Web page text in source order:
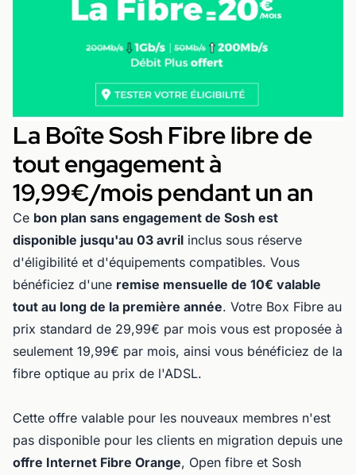
La Boîte Sosh Fibre libre de
tout engagement à
19,99€/mois pendant un an
Ce bon plan sans engagement de Sosh est
disponible jusqu'au 03 avril inclus sous réserve
d'éligibilité et d'équipements compatibles. Vous
bénéficiez d'une remise mensuelle de 10€ valable
tout au long de la première année. Votre Box Fibre au
prix standard de 29,99€ par mois vous est proposée à
seulement 19,99€ par mois, ainsi vous bénéficiez de la
fibre optique au prix de l'ADSL.
Cette offre valable pour les nouveaux membres n'est
pas disponible pour les clients en migration depuis une
offre Internet Fibre Orange, Open fibre et Sosh